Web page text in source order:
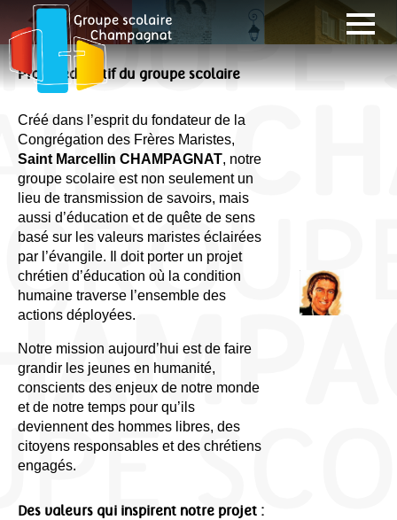
Projet éducatif du groupe scolaire
Créé dans l’esprit du fondateur de la
Congrégation des Frères Maristes,
Saint Marcellin CHAMPAGNAT, notre
groupe scolaire est non seulement un
lieu de transmission de savoirs, mais
aussi d’éducation et de quête de sens
basé sur les valeurs maristes éclairées
par l’évangile. Il doit porter un projet
chrétien d’éducation où la condition
humaine traverse l’ensemble des
actions déployées.
Notre mission aujourd’hui est de faire
grandir les jeunes en humanité,
conscients des enjeux de notre monde
et de notre temps pour qu’ils
deviennent des hommes libres, des
citoyens responsables et des chrétiens
engagés.
Des valeurs qui inspirent notre projet :